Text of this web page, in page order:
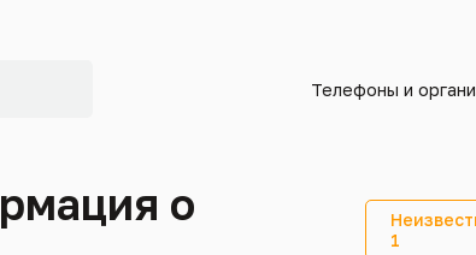
Телефоны и
о
1